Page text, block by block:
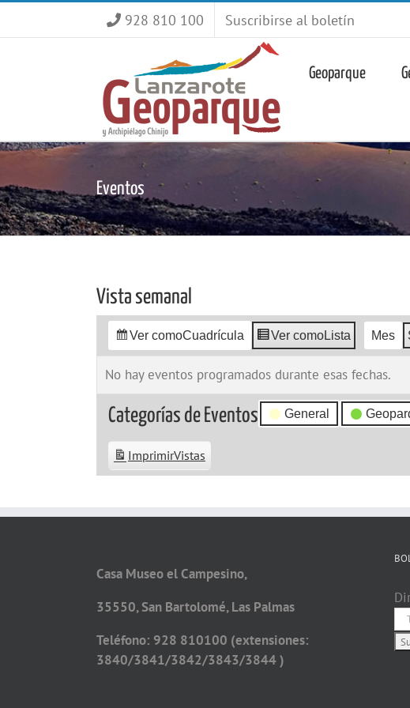
928 810 100 Suscribirse al boletín
Geoparque
Eventos
Vista semanal
Ver comoCuadrícula Ver comoLista Mes
No hay eventos programados durante esas fechas.
Categorías de Eventos General
ImprimirVistas
Casa Museo el Campesino,
35550, San Bartolomé, Las Palmas
Teléfono: 928 810100 (extensiones:
3840/3841/3842/3843/3844 )